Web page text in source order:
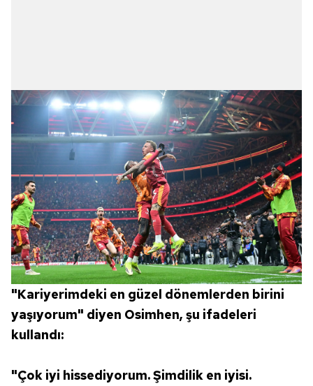
"Kariyerimdeki en güzel dönemlerden birini
yaşıyorum" diyen Osimhen, şu ifadeleri
kullandı:
"Çok iyi hissediyorum. Şimdilik en iyisi.